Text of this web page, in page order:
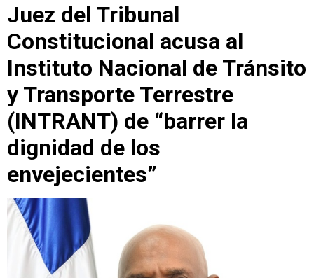
Juez del Tribunal
Constitucional acusa al
Instituto Nacional de Tránsito
y Transporte Terrestre
(INTRANT) de “barrer la
dignidad de los
envejecientes”